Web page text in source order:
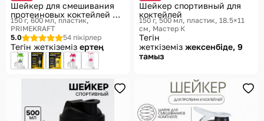
Шейкер для смешивания
протеиновых коктейлей и
гейнеров
150 г, 600 мл, пластик
PRIMEKRAFT
5.0
54 пікірлер
Тегін жеткіземіз ертең
Шейкер спортивный для
коктейлей
150 г, 500 мл, пластик, 18.5×11
см Мастер К
Тегін
жеткіземіз жексенбіде, 9
тамыз